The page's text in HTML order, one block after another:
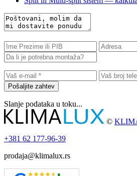
Pošaljite zahtev
Slanje podataka u toku...
©
+381 62 177-96-39
prodaja@klimalux.rs